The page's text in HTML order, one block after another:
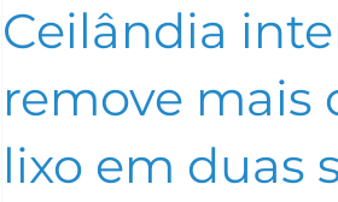
Impacto Socioambiental
Ceilândia
remove mais
lixo em duas